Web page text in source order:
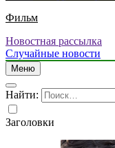
Фильм
Новостная рассылка
Случайные новости
Меню
Найти:
Заголовки